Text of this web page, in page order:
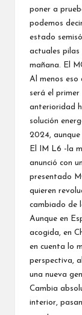
poner a
podemos
estado
actuales
mañana. El
Al menos eso
será el primer
anterioridad
solución
2024, aunque
El
IM L6 -la
anunció con
presentado
quieren
cambiado de
Aunque en
acogida, en
en cuenta lo
perspectiva,
una nueva
Cambia
interior,